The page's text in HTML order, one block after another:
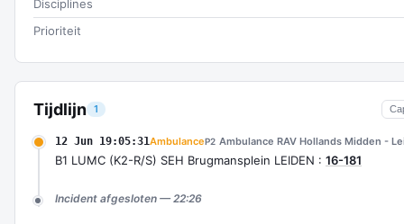
Tijdlijn 1
12 Jun 19:05:31AmbulanceP2 Ambulance RAV Hollands Midden -
B1 LUMC (K2-R/S) SEH Brugmansplein LEIDEN : 16-181
Incident afgesloten — 22:26
Disciplines
Prioriteit